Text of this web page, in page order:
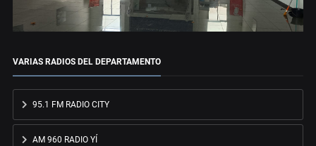
VARIAS RADIOS DEL DEPARTAMENTO
95.1 FM RADIO CITY
AM 960 RADIO YÍ